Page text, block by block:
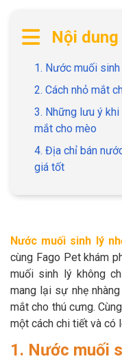
Khách sạn chó
Dịch vụ cắt tỉa lông
mèo
Dịch vụ mua bán chó
mèo
Nội
1. Nước muối
2. Cách nhỏ mắt
3. Những lưu ý
mắt cho mèo
4. Địa chỉ bán
giá tốt
Nước muối sinh lý
cùng Fago Pet khám
muối sinh lý không
mang lại sự nhẹ
mắt cho thú cưng.
một cách chi tiết và có
1. Nước muối